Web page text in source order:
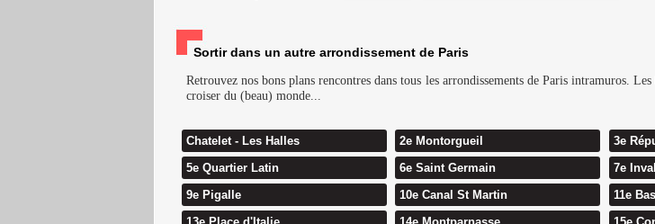
Sortir dans un autre arrondissement de Paris
Retrouvez nos bons plans rencontres dans tous les arrondissements de Paris intramuros.
croiser du (beau) monde...
Chatelet - Les Halles 2e Montorgueil 3e
5e Quartier Latin
6e Saint Germain 7e
9e Pigalle
10e Canal St Martin 11e